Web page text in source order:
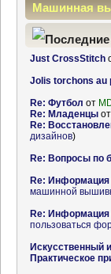
Машинная
Just CrossStitch
Jolis torchons au
Re: Футбол от
Re: Младенцыот
Re:
дизайнов)
Re: Вопросы по
Re: Информация
машинной
Re:
пользоваться
Искусственный
Практическое